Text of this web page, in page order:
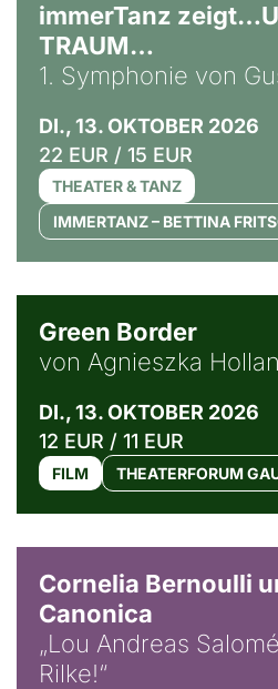
immerTanz
TRAUM…
1. Symphonie von
DI., 13. OKTOBER 2026
22 EUR / 15 EUR
THEATER & TANZ
IMMERTANZ – BETTINA
Green Border
von Agnieszka
DI., 13. OKTOBER 2026
12 EUR / 11 EUR
FILM THEATERFORUM
Cornelia Bernoulli
Canonica
„Lou Andreas
Rilke!“